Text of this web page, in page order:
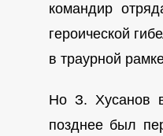
командир
героической
в траурной
Но З. Хусанов
позднее был